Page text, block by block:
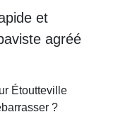
et
agréé
Étoutteville
?